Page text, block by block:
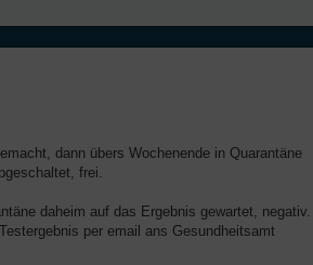
dann übers Wochenende in Quarantäne
frei.
daheim auf das Ergebnis gewartet, negativ.
per email ans Gesundheitsamt